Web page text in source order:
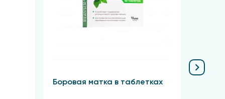
Боровая матка в таблетках